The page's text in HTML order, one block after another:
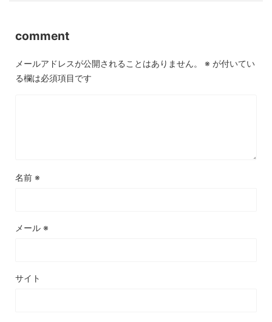
comment
メールアドレスが公開されることはありません。 ※ が付いてい
る欄は必須項目です
名前 ※
メール ※
サイト